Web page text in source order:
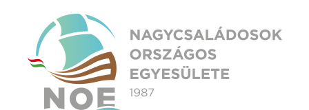
content